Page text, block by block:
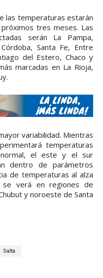
las temperaturas estarán
tres meses. Las
serán La Pampa,
Santa Fe, Entre
del Estero, Chaco y
marcadas en La Rioja,
variabilidad. Mientras
temperaturas
el este y el sur
dentro de parámetros
de temperaturas al alza
se verá en regiones de
y noroeste de Santa
Salta